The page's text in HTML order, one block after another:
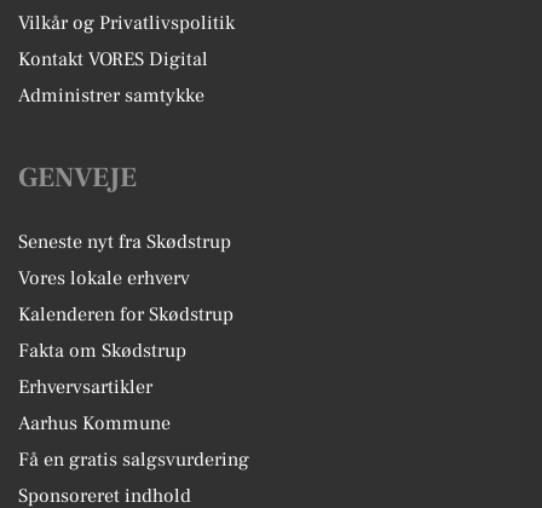
Vilkår og Privatlivspolitik
Kontakt VORES Digital
Administrer samtykke
GENVEJE
Seneste nyt fra Skødstrup
Vores lokale erhverv
Kalenderen for Skødstrup
Fakta om Skødstrup
Erhvervsartikler
Aarhus Kommune
Få en gratis salgsvurdering
Sponsoreret indhold